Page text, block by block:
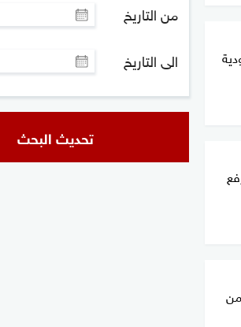
10% من
من التاريخ
الى التاريخ
تحديث البحث